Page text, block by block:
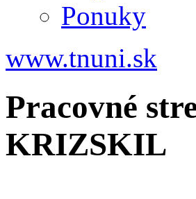
Ponuky
www.tnuni.sk
Pracovné
KRIZSKIL